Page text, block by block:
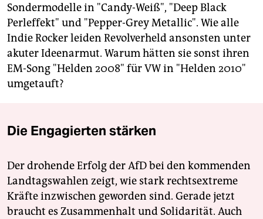
Sondermodelle in "Candy-Weiß", "Deep Black
Perleffekt" und "Pepper-Grey Metallic". Wie alle
Indie Rocker leiden Revolverheld ansonsten unter
akuter Ideenarmut. Warum hätten sie sonst ihren
EM-Song "Helden 2008" für VW in "Helden 2010"
umgetauft?
Die Engagierten stärken
Der drohende Erfolg der AfD bei den kommenden
Landtagswahlen zeigt, wie stark rechtsextreme
Kräfte inzwischen geworden sind. Gerade jetzt
braucht es Zusammenhalt und Solidarität. Auch